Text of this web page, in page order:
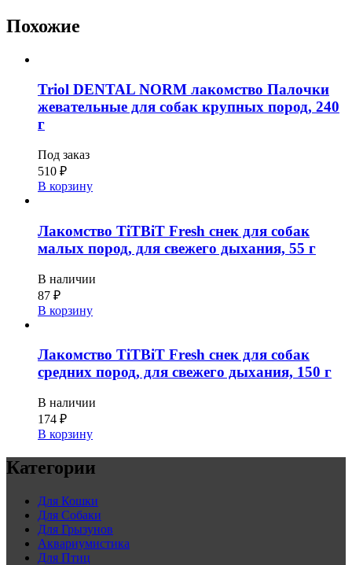
Похожие
Triol DENTAL NORM лакомство Палочки
жевательные для собак крупных пород, 240
г
Под заказ
510 ₽
В корзину
Лакомство TiTBiT Fresh снек для собак
малых пород, для свежего дыхания, 55 г
В наличии
87 ₽
В корзину
Лакомство TiTBiT Fresh снек для собак
средних пород, для свежего дыхания, 150 г
В наличии
174 ₽
В корзину
Категории
Для Кошки
Для Собаки
Для Грызунов
Аквариумистика
Для Птиц